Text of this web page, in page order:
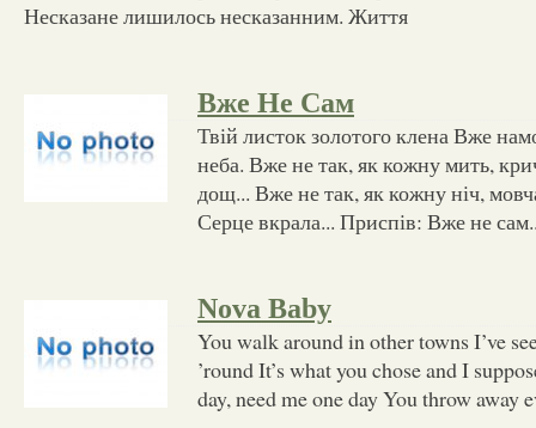
Несказане лишилось несказанним. Життя
Вже Не Сам
Твій листок золотого клена Вже
неба. Вже не так, як кожну мить,
дощ... Вже не так, як кожну ніч,
Серце вкрала... Приспів: Вже не
Nova Baby
You walk around in other towns I’ve
’round It’s what you chose and I
day, need me one day You throw away